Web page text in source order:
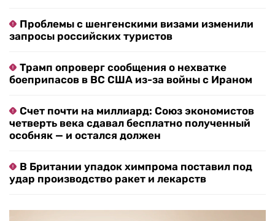
Проблемы с шенгенскими визами изменили
запросы российских туристов
Трамп опроверг сообщения о нехватке
боеприпасов в ВС США из-за войны с Ираном
Счет почти на миллиард: Союз экономистов
четверть века сдавал бесплатно полученный
особняк — и остался должен
В Британии упадок химпрома поставил под
удар производство ракет и лекарств